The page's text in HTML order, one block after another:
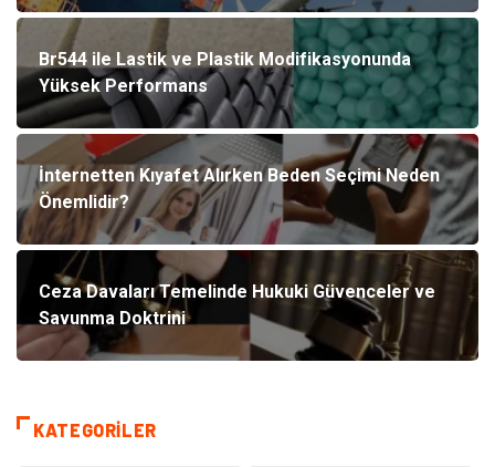
Br544 ile Lastik ve Plastik Modifikasyonunda
Yüksek Performans
İnternetten Kıyafet Alırken Beden Seçimi Neden
Önemlidir?
Ceza Davaları Temelinde Hukuki Güvenceler ve
Savunma Doktrini
KATEGORILER